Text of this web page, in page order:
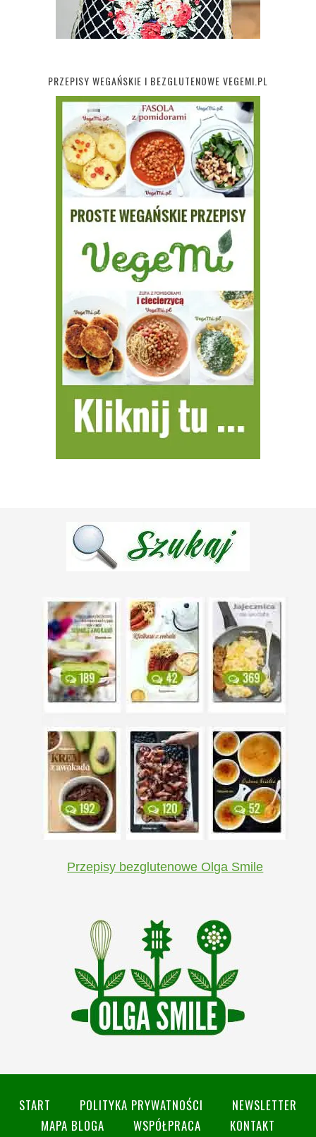
PRZEPISY WEGAŃSKIE I BEZGLUTENOWE VEGEMI.PL
Przepisy bezglutenowe Olga Smile
START POLITYKA PRYWATNOŚCI
NEWSLETTER
MAPA BLOGA
WSPÓŁPRACA
KONTAKT